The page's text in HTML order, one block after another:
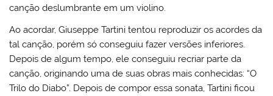
canção deslumbrante em um violino.
Ao acordar, Giuseppe Tartini tentou reproduzir os acordes da
tal canção, porém só conseguiu fazer versões inferiores.
Depois de algum tempo, ele conseguiu recriar parte da
canção, originando uma de suas obras mais conhecidas: “O
Trilo do Diabo”. Depois de compor essa sonata, Tartini ficou